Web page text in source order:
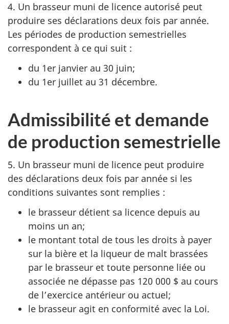
4. Un brasseur muni de licence autorisé peut
produire ses déclarations deux fois par année.
Les périodes de production semestrielles
correspondent à ce qui suit :
du 1er janvier au 30 juin;
du 1er juillet au 31 décembre.
Admissibilité et demande
de production semestrielle
5. Un brasseur muni de licence peut produire
des déclarations deux fois par année si les
conditions suivantes sont remplies :
le brasseur détient sa licence depuis au
moins un an;
le montant total de tous les droits à payer
sur la bière et la liqueur de malt brassées
par le brasseur et toute personne liée ou
associée ne dépasse pas 120 000 $ au cours
de l’exercice antérieur ou actuel;
le brasseur agit en conformité avec la Loi.